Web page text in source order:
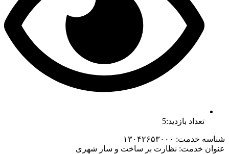
تعداد بازدید:5
شناسه خدمت: ۱۳۰۴۲۶۵۳۰۰۰
عنوان خدمت: نظارت بر ساخت و ساز شهری